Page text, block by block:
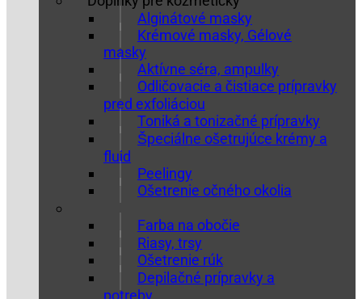
Alginátové masky
Krémové masky, Gélové
masky
Aktívne séra, ampulky
Odličovacie a čistiace prípravky
pred exfoliáciou
Toniká a tonizačné prípravky
Špeciálne ošetrujúce krémy a
fluid
Peelingy
Ošetrenie očného okolia
Farba na obočie
Riasy, trsy
Ošetrenie rúk
Depilačné prípravky a
potreby